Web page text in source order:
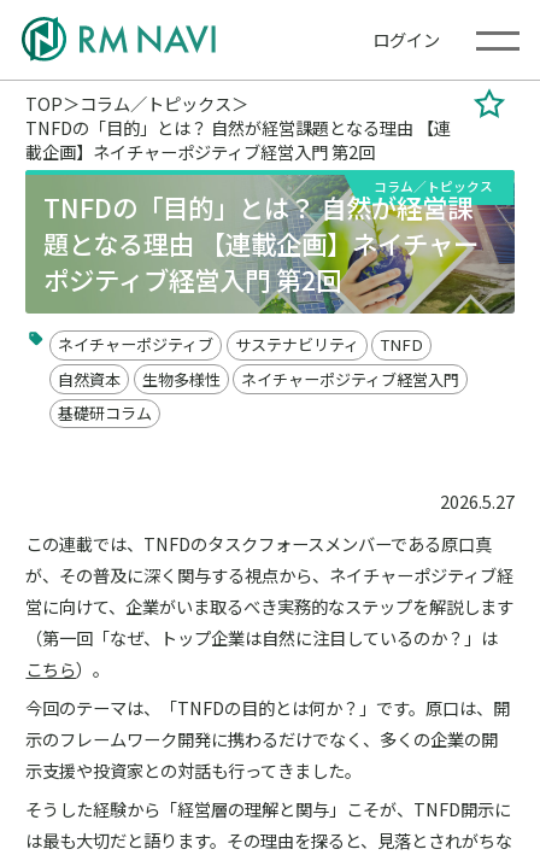
ログイン
TOP
コラム／トピックス
TNFDの「目的」とは？ 自然が経営課題となる理由 【連
載企画】ネイチャーポジティブ経営入門 第2回
コラム／トピックス
TNFDの「目的」とは？ 自然が経営課
題となる理由 【連載企画】ネイチャー
ポジティブ経営入門 第2回
ネイチャーポジティブ サステナビリティ
TNFD
自然資本
生物多様性
ネイチャーポジティブ経営入門
基礎研コラム
2026.5.27
この連載では、TNFDのタスクフォースメンバーである原口真
が、その普及に深く関与する視点から、ネイチャーポジティブ経
営に向けて、企業がいま取るべき実務的なステップを解説します
（第一回「なぜ、トップ企業は自然に注目しているのか？」は
こちら）。
今回のテーマは、「TNFDの目的とは何か？」です。原口は、開
示のフレームワーク開発に携わるだけでなく、多くの企業の開
示支援や投資家との対話も行ってきました。
そうした経験から「経営層の理解と関与」こそが、TNFD開示に
は最も大切だと語ります。その理由を探ると、見落とされがちな